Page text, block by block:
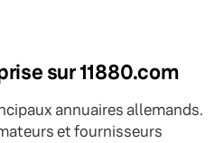
sur 11880.com
annuaires allemands.
et fournisseurs